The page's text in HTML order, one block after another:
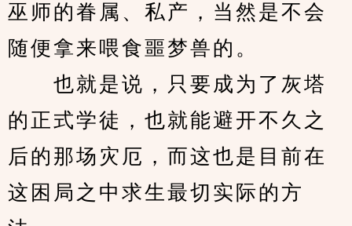
巫师的眷属、私产，当然是不会
随便拿来喂食噩梦兽的。
也就是说，只要成为了灰塔
的正式学徒，也就能避开不久之
后的那场灾厄，而这也是目前在
这困局之中求生最切实际的方